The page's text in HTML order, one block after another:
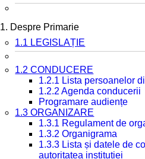
1. Despre Primarie
1.1 LEGISLAȚIE
1.2 CONDUCERE
1.2.1 Lista persoanelor
1.2.2 Agenda conducerii
Programare audiențe
1.3 ORGANIZARE
1.3.1 Regulament de
1.3.2 Organigrama
1.3.3 Lista și datele de
autoritatea instituției